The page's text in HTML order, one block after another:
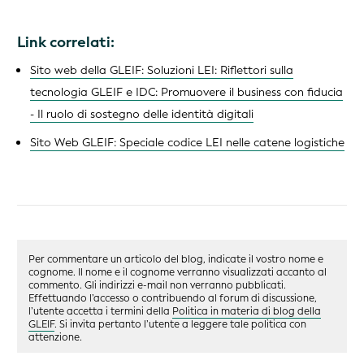
Link correlati:
Sito web della GLEIF: Soluzioni LEI: Riflettori sulla
tecnologia GLEIF e IDC: Promuovere il business con fiducia
- Il ruolo di sostegno delle identità digitali
Sito Web GLEIF: Speciale codice LEI nelle catene logistiche
Per commentare un articolo del blog, indicate il vostro nome e
cognome. Il nome e il cognome verranno visualizzati accanto al
commento. Gli indirizzi e-mail non verranno pubblicati.
Effettuando l’accesso o contribuendo al forum di discussione,
l’utente accetta i termini della Politica in materia di blog della
GLEIF. Si invita pertanto l’utente a leggere tale politica con
attenzione.